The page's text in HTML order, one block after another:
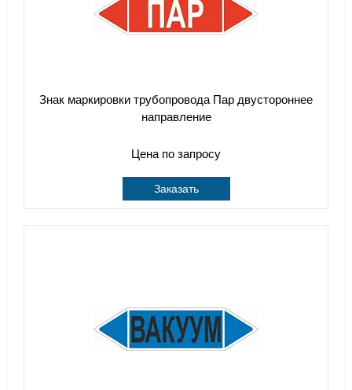
Знак маркировки трубопровода Пар двустороннее
направление
Цена по запросу
Заказать